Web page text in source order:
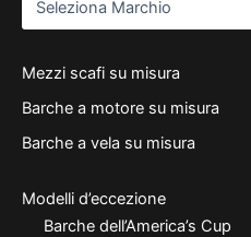
Mezzi scafi su misura
Barche a motore su misura
Barche a vela su misura
Modelli d’eccezione
Barche dell’America’s Cup